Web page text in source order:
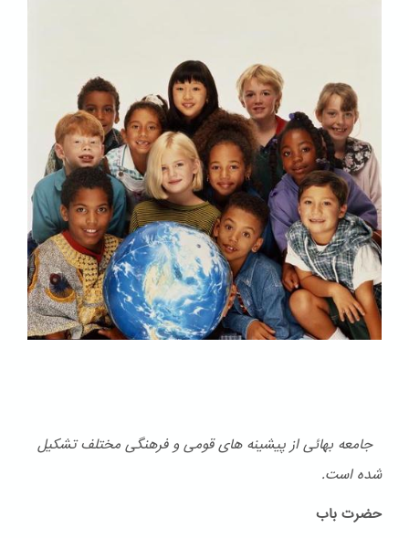
جامعه بهائی از پیشینه های قومی و فرهنگی مختلف تشكیل
شده است.
حضرت باب